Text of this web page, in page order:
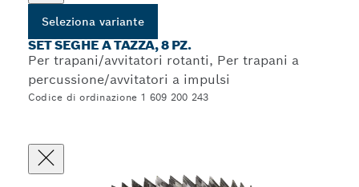
Seleziona variante
SET SEGHE A TAZZA, 8 PZ.
Per trapani/avvitatori rotanti, Per trapani a
percussione/avvitatori a impulsi
Codice di ordinazione 1 609 200 243